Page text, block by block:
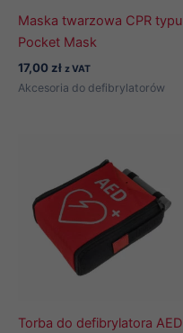
Maska twarzowa CPR typu
Pocket Mask
17,00 zł z VAT
Akcesoria do defibrylatorów
Torba do defibrylatora AED